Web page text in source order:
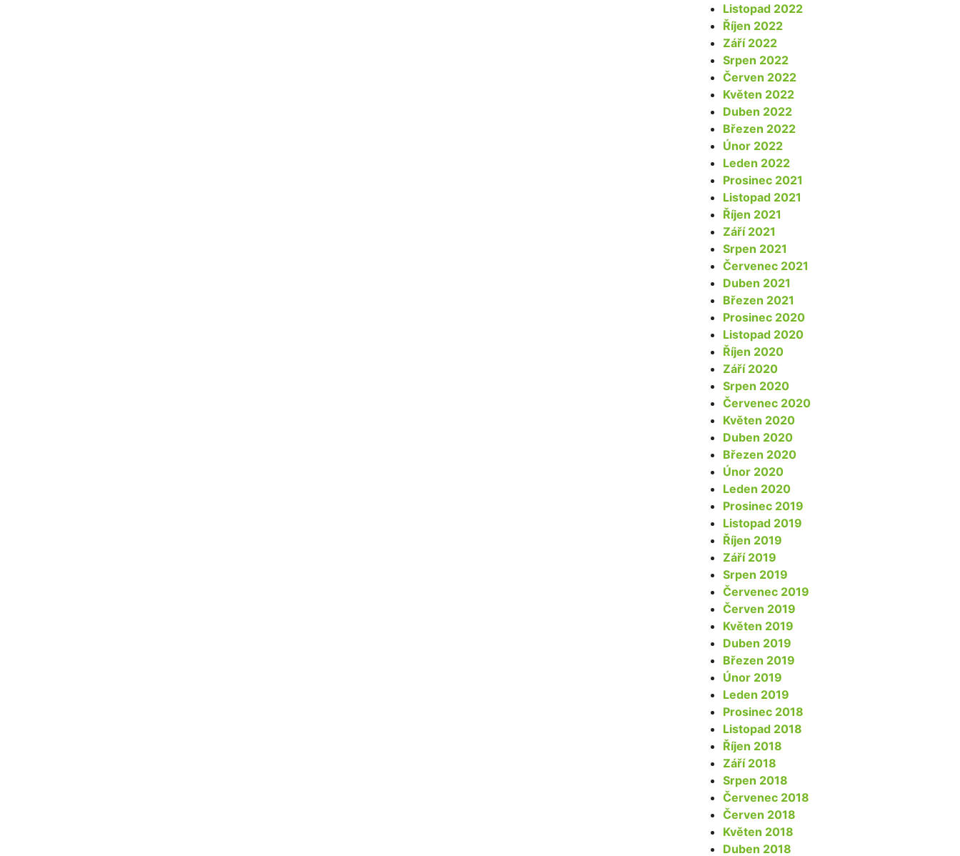
Listopad 2022
Říjen 2022
Září 2022
Srpen 2022
Červen 2022
Květen 2022
Duben 2022
Březen 2022
Únor 2022
Leden 2022
Prosinec 2021
Listopad 2021
Říjen 2021
Září 2021
Srpen 2021
Červenec 2021
Duben 2021
Březen 2021
Prosinec 2020
Listopad 2020
Říjen 2020
Září 2020
Srpen 2020
Červenec 2020
Květen 2020
Duben 2020
Březen 2020
Únor 2020
Leden 2020
Prosinec 2019
Listopad 2019
Říjen 2019
Září 2019
Srpen 2019
Červenec 2019
Červen 2019
Květen 2019
Duben 2019
Březen 2019
Únor 2019
Leden 2019
Prosinec 2018
Listopad 2018
Říjen 2018
Září 2018
Srpen 2018
Červenec 2018
Červen 2018
Květen 2018
Duben 2018